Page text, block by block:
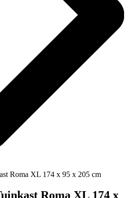
Roma XL 174 x 95 x 205 cm
Roma XL 174 x